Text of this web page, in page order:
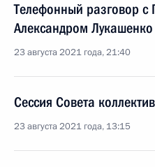
Телефонный разговор с
Александром Лукашенко
23 августа 2021 года, 21:40
Сессия Совета
23 августа 2021 года, 13:15